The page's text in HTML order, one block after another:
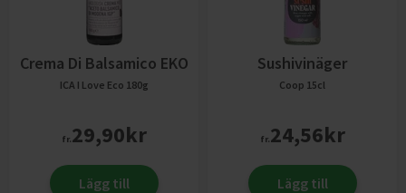
Crema Di Balsamico EKO
ICA I Love Eco 180g
fr.29,90kr
Lägg till
Sushivinäger
Coop 15cl
fr.24,56kr
Lägg till